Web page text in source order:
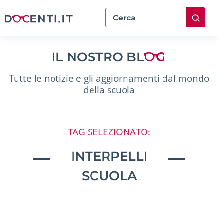
IL NOSTRO BL
Tutte le notizie e gli aggiornamenti dal mondo
della scuola
TAG SELEZIONATO:
INTERPELLI
SCUOLA